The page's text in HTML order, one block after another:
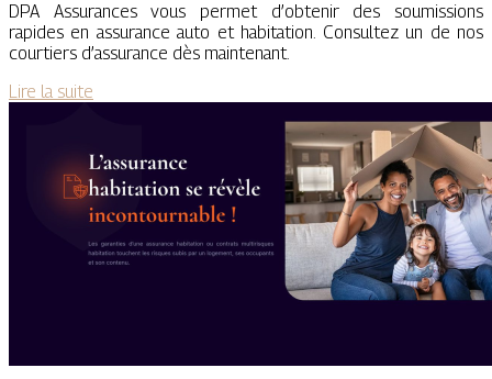
DPA Assurances vous permet d’obtenir des soumissions
rapides en assurance auto et habitation. Consultez un de nos
courtiers d’assurance dès maintenant.
Lire la suite